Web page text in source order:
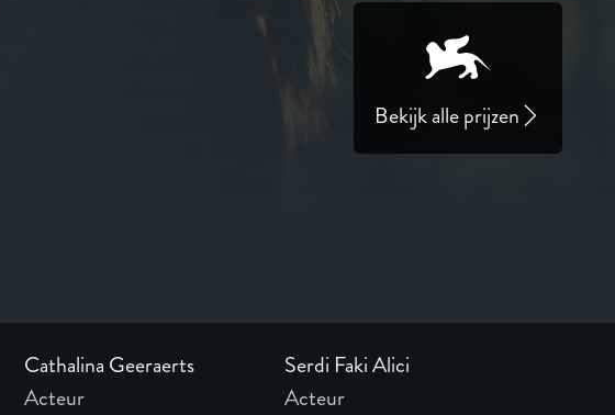
Bekijk alle prijzen
Cathalina Geeraerts
Acteur
Serdi Faki Alici
Acteur